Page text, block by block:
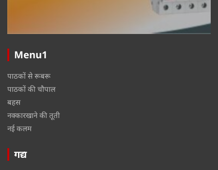
Menu1
पाठकों से रूबरू
पाठकों की चौपाल
बहस
नक्कारखाने की तूती
नई कलम
गद्य